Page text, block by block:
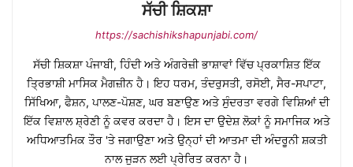
ਸੱਚੀ ਸ਼ਿਕਸ਼ਾ
https://sachishikshapunjabi.com/
ਸੱਚੀ ਸ਼ਿਕਸ਼ਾ ਪੰਜਾਬੀ, ਹਿੰਦੀ ਅਤੇ ਅੰਗਰੇਜ਼ੀ ਭਾਸ਼ਾਵਾਂ ਵਿੱਚ ਪ੍ਰਕਾਸ਼ਿਤ ਇੱਕ
ਤ੍ਰਿਭਾਸ਼ੀ ਮਾਸਿਕ ਮੈਗਜ਼ੀਨ ਹੈ। ਇਹ ਧਰਮ, ਤੰਦਰੁਸਤੀ, ਰਸੋਈ, ਸੈਰ-ਸਪਾਟਾ,
ਸਿੱਖਿਆ, ਫੈਸ਼ਨ, ਪਾਲਣ-ਪੋਸ਼ਣ, ਘਰ ਬਣਾਉਣ ਅਤੇ ਸੁੰਦਰਤਾ ਵਰਗੇ ਵਿਸ਼ਿਆਂ ਦੀ
ਇੱਕ ਵਿਸ਼ਾਲ ਸ਼੍ਰੇਣੀ ਨੂੰ ਕਵਰ ਕਰਦਾ ਹੈ। ਇਸ ਦਾ ਉਦੇਸ਼ ਲੋਕਾਂ ਨੂੰ ਸਮਾਜਿਕ ਅਤੇ
ਅਧਿਆਤਮਿਕ ਤੌਰ 'ਤੇ ਜਗਾਉਣਾ ਅਤੇ ਉਨ੍ਹਾਂ ਦੀ ਆਤਮਾ ਦੀ ਅੰਦਰੂਨੀ ਸ਼ਕਤੀ
ਨਾਲ ਜੁੜਨ ਲਈ ਪ੍ਰੇਰਿਤ ਕਰਨਾ ਹੈ।